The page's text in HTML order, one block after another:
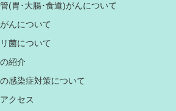
(胃･大腸･食道)がんについて
んについて
菌について
紹介
感染症対策について
クセス